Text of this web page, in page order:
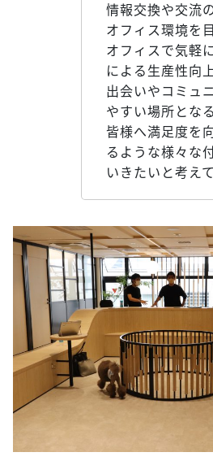
情報交換や交流
オフィス環境を
オフィスで気軽
による生産性向
出会いやコミュ
やすい場所とな
皆様へ満足度を
るような様々な
いきたいと考え